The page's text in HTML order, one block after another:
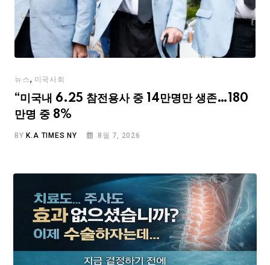
뉴스, 미국사회
“미국내 6.25 참전용사 중 14만명만 생존…180
만명 중 8%
BY K.A TIMES NY 8월 7, 2026